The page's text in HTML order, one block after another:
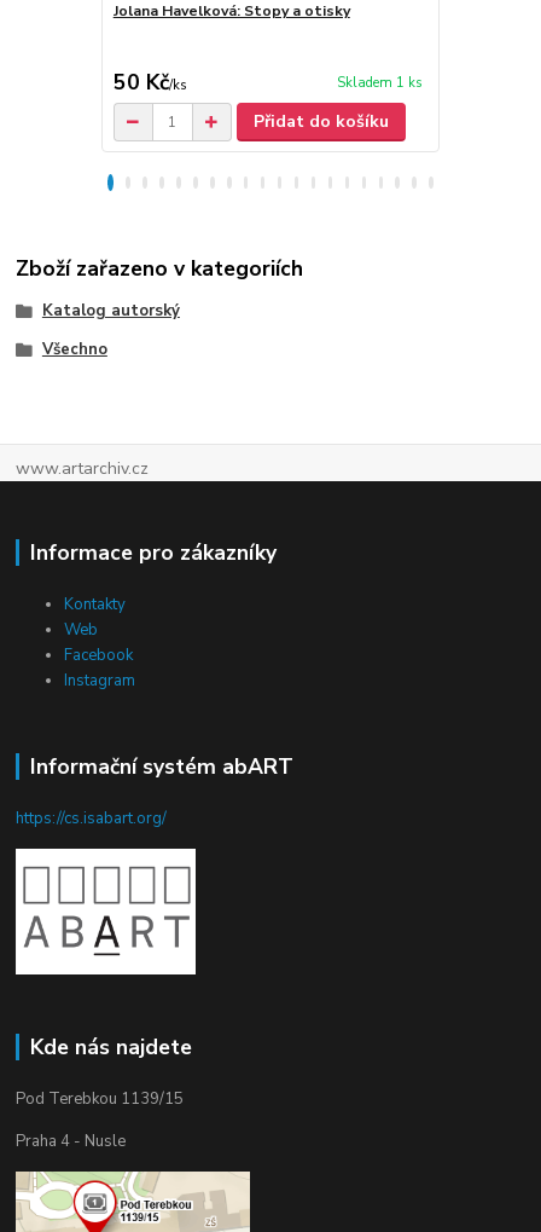
Jolana Havelková: Stopy a otisky
50 Kč/ks Skladem 1 ks
Přidat do košíku
Zboží zařazeno v kategoriích
Katalog autorský
Všechno
www.artarchiv.cz
Informace pro zákazníky
Kontakty
Web
Facebook
Instagram
Informační systém abART
https://cs.isabart.org/
Kde nás najdete
Pod Terebkou 1139/15
Praha 4 - Nusle